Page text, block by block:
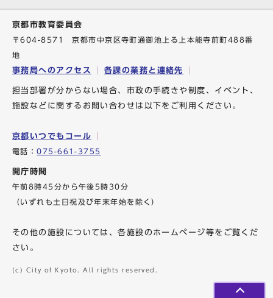
京都市教育委員会
〒604-8571 京都市中京区寺町通御池上る上本能寺前町488番
地
事務局へのアクセス 各課の業務と連絡先
担当部署が分からない場合、市政の手続きや制度、イベント、
施設などに関するお問い合わせは以下をご利用ください。
京都いつでもコール
電話：075-661-3755
開庁時間
午前8時45分から午後5時30分
（いずれも土日祝及び年末年始を除く）
その他の施設については、各施設のホームページ等をご覧くだ
さい。
(c) City of Kyoto. All rights reserved.